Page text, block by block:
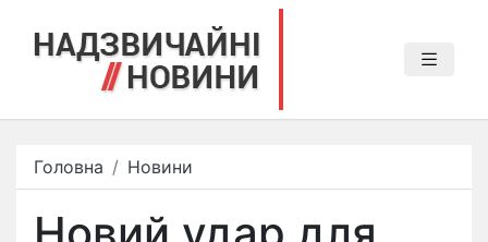
Головна Новини